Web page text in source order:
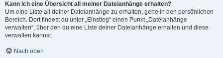
Kann ich eine Übersicht all meiner Dateianhänge erhalten?
Um eine Liste all deiner Dateianhänge zu erhalten, gehe in den persönlichen
Bereich. Dort findest du unter „Einstieg“ einen Punkt „Dateianhänge
verwalten“, über den du eine Liste deiner Dateianhänge erhalten und diese
verwalten kannst.
Nach oben